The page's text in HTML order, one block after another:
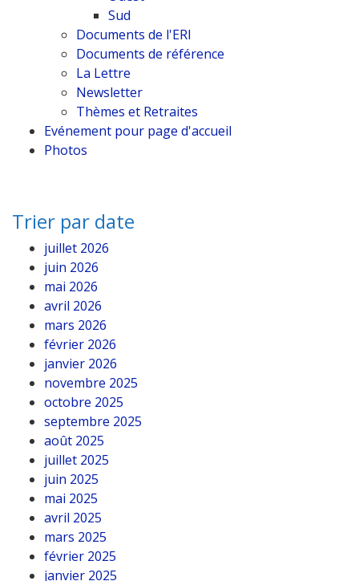
Sud
Documents de l'ERI
Documents de référence
La Lettre
Newsletter
Thèmes et Retraites
Evénement pour page d'accueil
Photos
Trier par date
juillet 2026
juin 2026
mai 2026
avril 2026
mars 2026
février 2026
janvier 2026
novembre 2025
octobre 2025
septembre 2025
août 2025
juillet 2025
juin 2025
mai 2025
avril 2025
mars 2025
février 2025
janvier 2025